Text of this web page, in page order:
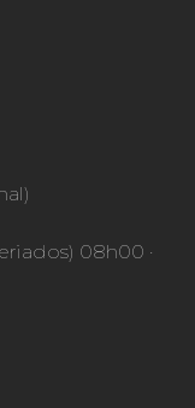
08h00 ·